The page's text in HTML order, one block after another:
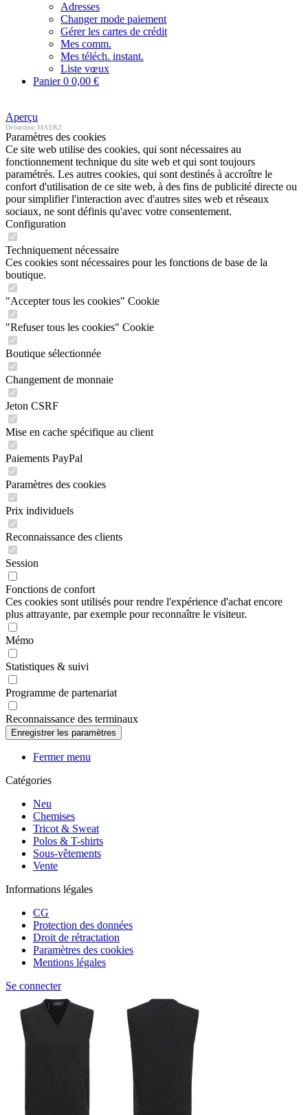
Adresses
Changer mode paiement
Gérer les cartes de crédit
Mes comm.
Mes téléch. instant.
Liste vœux
Panier0 0,00 €
Aperçu
Débardeur MAERZ
Paramètres des cookies
Ce site web utilise des cookies, qui sont nécessaires au
fonctionnement technique du site web et qui sont toujours
paramétrés. Les autres cookies, qui sont destinés à accroître le
confort d'utilisation de ce site web, à des fins de publicité directe ou
pour simplifier l'interaction avec d'autres sites web et réseaux
sociaux, ne sont définis qu'avec votre consentement.
Configuration
Techniquement nécessaire
Ces cookies sont nécessaires pour les fonctions de base de la
boutique.
"Accepter tous les cookies" Cookie
"Refuser tous les cookies" Cookie
Boutique sélectionnée
Changement de monnaie
Jeton CSRF
Mise en cache spécifique au client
Paiements PayPal
Paramètres des cookies
Prix individuels
Reconnaissance des clients
Session
Fonctions de confort
Ces cookies sont utilisés pour rendre l'expérience d'achat encore
plus attrayante, par exemple pour reconnaître le visiteur.
Mémo
Statistiques & suivi
Programme de partenariat
Reconnaissance des terminaux
Fermer menu
Catégories
Neu
Chemises
Tricot & Sweat
Polos & T-shirts
Sous-vêtements
Vente
Informations légales
CG
Protection des données
Droit de rétractation
Paramètres des cookies
Mentions légales
Se connecter